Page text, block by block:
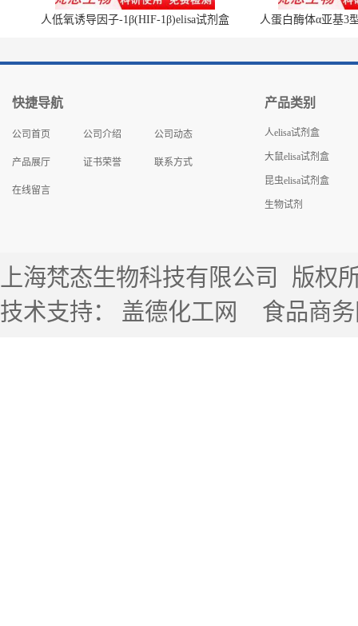
人低氧诱导因子-1β(HIF-1β)elisa试剂盒 人蛋白酶体α亚基3
快捷导航
公司首页 公司介绍 公司动态
产品展厅 证书荣誉 联系方式
在线留言
产品类别
人elisa试剂盒
大鼠elisa试剂盒
昆虫elisa试剂盒
生物试剂
上海梵态生物科技有限公司
版权
技术支持： 盖德化工网 食品商